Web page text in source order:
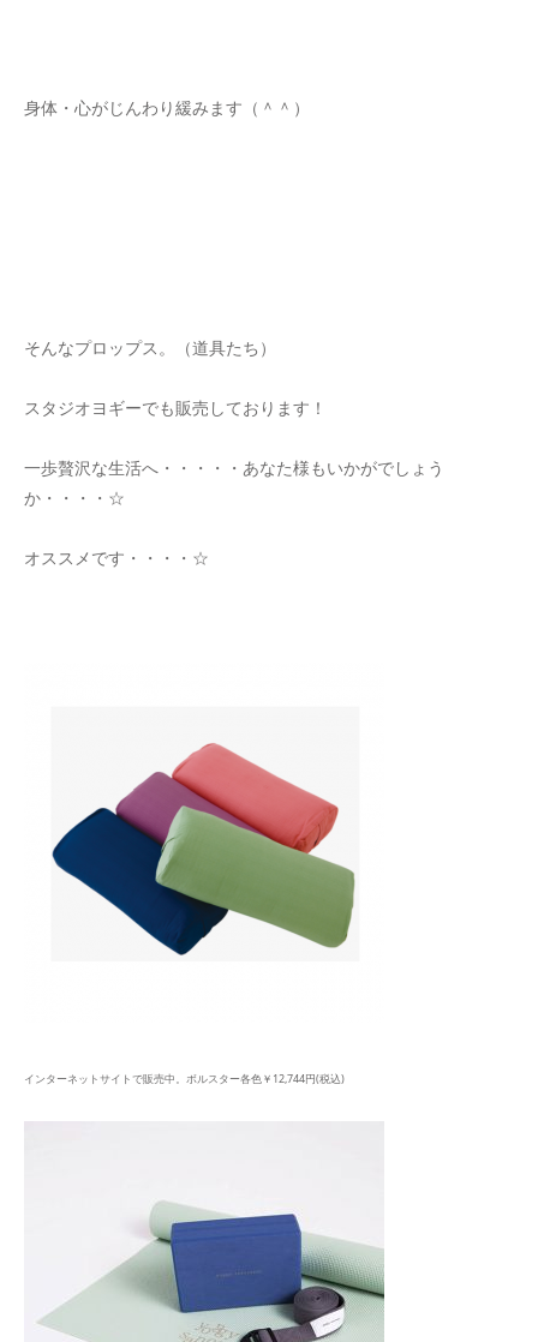
身体・心がじんわり緩みます（＾＾）
そんなプロップス。（道具たち）
スタジオヨギーでも販売しております！
一歩贅沢な生活へ・・・・・あなた様もいかがでしょう
か・・・・☆
オススメです・・・・☆
インターネットサイトで販売中。ボルスター各色￥12,744円(税込)